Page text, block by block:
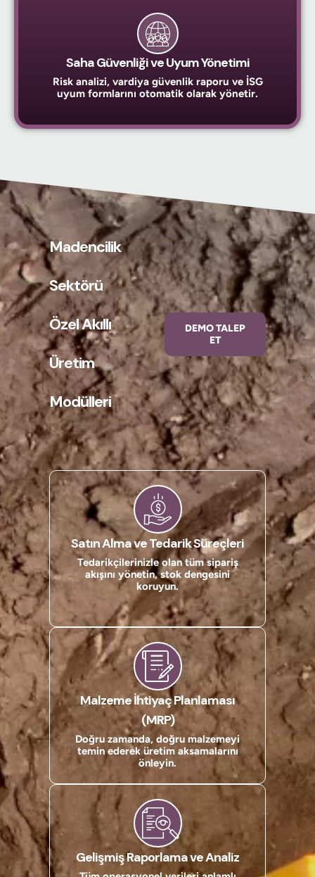
Saha Güvenliği ve Uyum Yönetimi
Risk analizi, vardiya güvenlik raporu ve İSG
uyum formlarını otomatik olarak yönetir.
Madencilik
Sektörü
Özel Akıllı
Üretim
Modülleri
DEMO TALEP
ET
Satın Alma ve Tedarik Süreçleri
Tedarikçilerinizle olan tüm sipariş
akışını yönetin, stok dengesini
koruyun.
Malzeme İhtiyaç Planlaması
(MRP)
Doğru zamanda, doğru malzemeyi
temin ederek üretim aksamalarını
önleyin.
Gelişmiş Raporlama ve Analiz